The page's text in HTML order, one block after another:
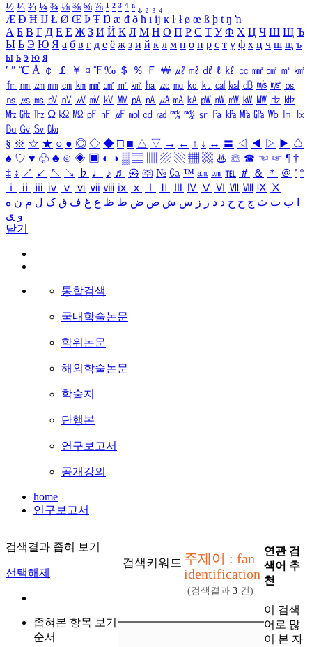
½ ⅓ ⅔ ¼ ¾ ⅛ ⅜ ⅝ ⅞ ¹ ² ³ ⁴ ⁿ ₁ ₂ ₃ ₄
Æ Ð Ħ Ĳ Ł Ø Œ Þ Ŧ Ŋ æ đ ð ħ ı ĳ ĸ ŀ ł ø œ ß þ ŧ ŋ ŉ
А Б В Г Д Е Ё Ж З И Й К Л М Н О П Р С Т У Ф Х Ц Ч Ш Щ Ъ
Ы Ь Э Ю Я а б в г д е ё ж з и й к л м н о п р с т у ф х ц ч ш щ ъ
ы ь э ю я
′ ″ ℃ Å ￠ ￡ ￥ ¤ ℉ ‰ ＄ ％ Ｆ ￦ ㎕ ㎖ ㎗ ℓ ㎘ ㏄ ㎣ ㎤ ㎥ ㎦
㎙ ㎚ ㎛ ㎜ ㎝ ㎞ ㎟ ㎠ ㎡ ㎢ ㏊ ㎍ ㎎ ㎏ ㏏ ㎈ ㎉ ㏈ ㎧ ㎨ ㎰
㎱ ㎲ ㎳ ㎴ ㎵ ㎶ ㎷ ㎸ ㎹ ㎀ ㎁ ㎂ ㎃ ㎄ ㎺ ㎻ ㎽ ㎾ ㎿ ㎐ ㎑
㎒ ㎓ ㎔ Ω ㏀ ㏁ ㎊ ㎋ ㎌ ㏖ ㏅ ㎭ ㎮ ㎯ ㏛ ㎩ ㎪ ㎫ ㎬ ㏝ ㏐
㏓
㏃ ㏉ ㏜ ㏆
§ ※ ☆ ★ ○ ● ◎ ◇ ◆ □ ■ △ ▽ → ← ↑ ↓ ↔ 〓 ◁ ◀ ▷ ▶ ♤
♠ ♡ ♥ ♧ ♣ ⊙ ◈ ▣ ◐ ◑ ▒ ▤ ▨ ▧ ▦ ▩ ♨ ☏ ☎ ☜ ☞ ¶ †
‡ ↕ ↗ ↙ ↖ ↘ ♭ ♩ ♪ ♬ ㉿ ㈜ № ㏇ ™ ㏂ ㏘ ℡ ＃ ＆ ＊ ＠ ª º
ⅰ
ⅱ ⅲ ⅳ ⅴ ⅵ ⅶ ⅷ ⅸ ⅹ Ⅳ Ⅴ Ⅵ Ⅶ Ⅷ Ⅸ Ⅹ
ب ت ث ج ح خ د ذ ر ز س ش ص ض ط ظ ع غ ف ق ک ل م ن ه
و ی
닫기
통합검색
국내학술논문
학위논문
해외학술논문
학술지
단행본
연구보고서
공개강의
home
연구보고서
검색결과 좁혀 보기
선택해제
좁혀본 항목 보기
순서
검색키워드 주제어 : fan
identification
(검색결과 3 건)
연관 검
색어 추
천
이 검색
어로 많
이 본 자